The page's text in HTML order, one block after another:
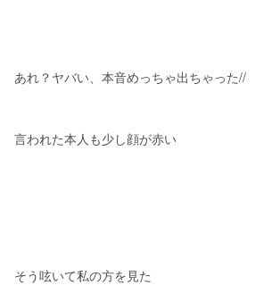
あれ？ヤバい、本音めっちゃ出ちゃった//
言われた本人も少し顔が赤い
そう呟いて私の方を見た